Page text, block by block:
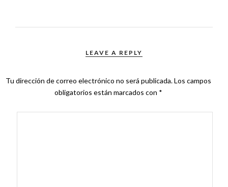
LEAVE A REPLY
Tu dirección de correo electrónico no será publicada.Los campos
obligatorios están marcados con *